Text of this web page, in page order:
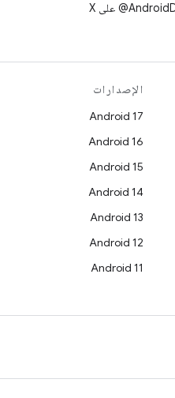
الإصدارات
Android 17
Android 16
Android 15
Android 14
Android 13
Android 12
Android 11